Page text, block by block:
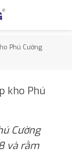
Phú Cường
kho Phú
Cường
và rằm